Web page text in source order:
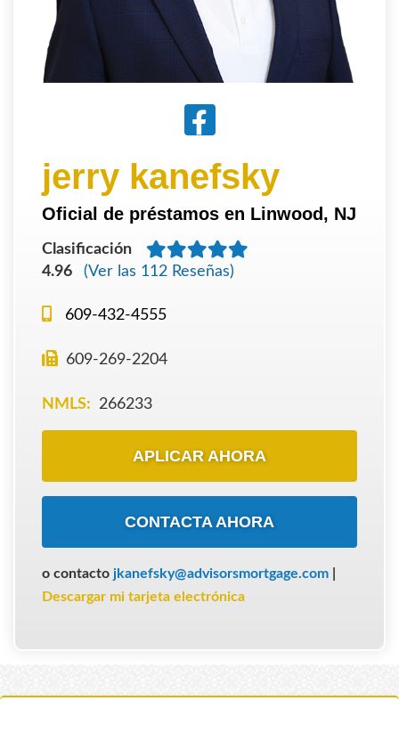
jerry kanefsky
Oficial de préstamos en Linwood, NJ
Clasificación
4.96
(Ver las 112 Reseñas)
609-432-4555
609-269-2204
NMLS: 266233
APLICAR AHORA
CONTACTA AHORA
o contacto jkanefsky@advisorsmortgage.com
Descargar mi tarjeta electrónica